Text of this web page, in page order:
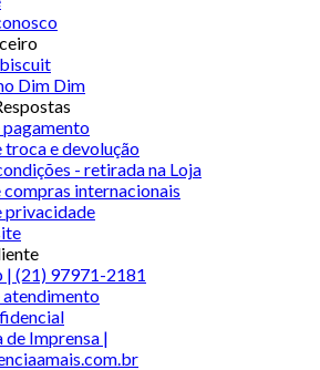
Dim Dim
pagamento
troca e devolução
- retirada na Loja
compras internacionais
privacidade
| (21) 97971-2181
atendimento
de Imprensa |